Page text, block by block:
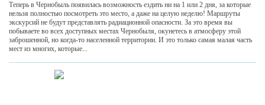
Теперь в Чернобыль появилась возможность ездить ни на 1 или 2 дня, за которые
нельзя полностью посмотреть это место, а даже на целую неделю! Маршруты
экскурсий не будут представлять радиационной опасности. За это время вы
побываете во всех доступных местах Чернобыля, окунетесь в атмосферу этой
заброшенной, но когда-то населенной территории. И это только самая малая часть
мест из многих, которые...